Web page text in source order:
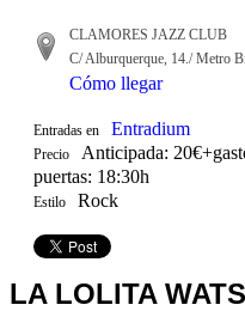
CLAMORES JAZZ CLUB
C/ Alburquerque, 14./ Metro
Cómo llegar
Entradas en Entradium
Precio
Anticipada:
puertas: 18:30h
Estilo Rock
LA LOLITA